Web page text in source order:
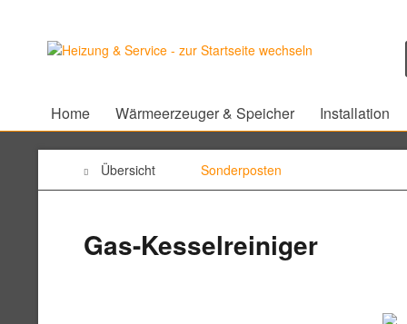
Home Wärmeerzeuger & Speicher Installation
Übersicht Sonderposten
Gas-Kesselreiniger